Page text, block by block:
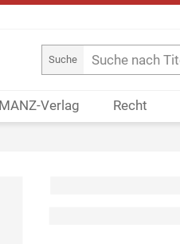
Suche
MANZ-Verlag Recht